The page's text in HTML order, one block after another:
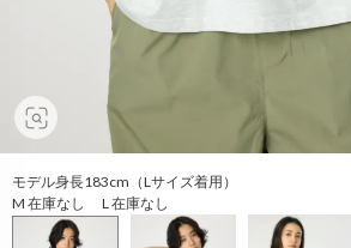
モデル身長183cm（Lサイズ着用）
M 在庫なし L 在庫なし